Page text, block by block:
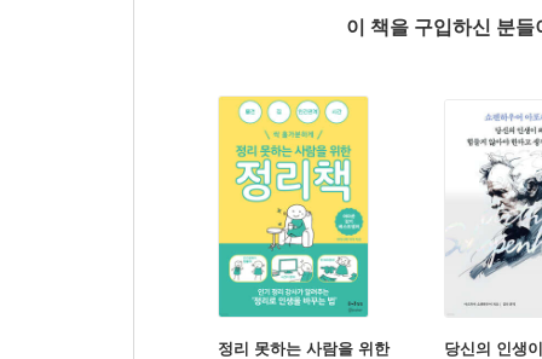
이 책을 구입하신 분
정리 못하는 사람을 위한
당신의 인생